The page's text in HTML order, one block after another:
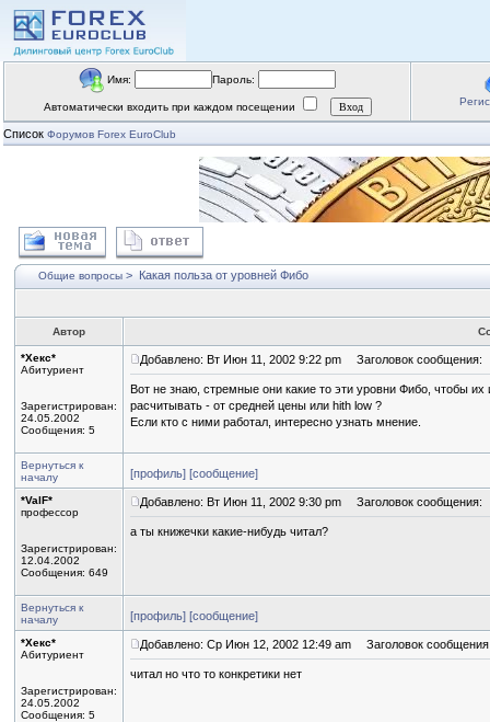
Имя: Пароль:
Автоматически входить при каждом посещении
Список Форумов Forex EuroClub
Общие вопросы > Какая польза от уровней Фибо
Автор
*Хекс*
Абитуриент
Зарегистрирован:
24.05.2002
Сообщения: 5
Добавлено: Вт Июн 11, 2002 9:22 pm Заголовок сообщения:
Вот не знаю, стремные они какие то эти уровни Фибо, чтобы их
расчитывать - от средней цены или hith low ?
Если кто с ними работал, интересно узнать мнение.
Вернуться к
началу
[профиль] [сообщение]
*ValF*
профессор
Зарегистрирован:
12.04.2002
Сообщения: 649
Добавлено: Вт Июн 11, 2002 9:30 pm Заголовок сообщения:
а ты книжечки какие-нибудь читал?
Вернуться к
началу
[профиль] [сообщение]
*Хекс*
Абитуриент
Зарегистрирован:
24.05.2002
Сообщения: 5
Добавлено: Ср Июн 12, 2002 12:49 am Заголовок
читал но что то конкретики нет